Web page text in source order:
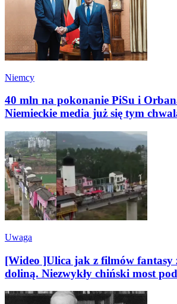
Niemcy
40 mln na pokonanie PiSu i
Niemieckie media już się tym
Uwaga
[Wideo ]Ulica jak z filmów fantasy
doliną. Niezwykły chiński most